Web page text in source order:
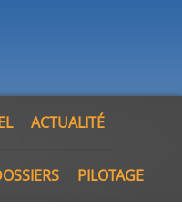
ACTUALITÉ
PILOTAGE